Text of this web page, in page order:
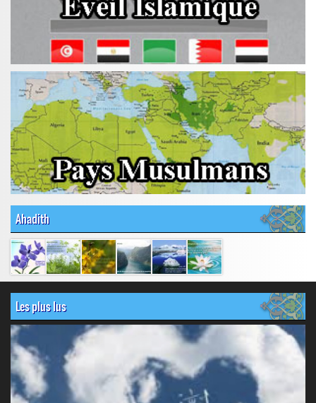
Ahadith
Les plus lus